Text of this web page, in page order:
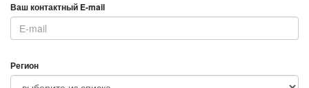
аш контактный E-mail
Регион